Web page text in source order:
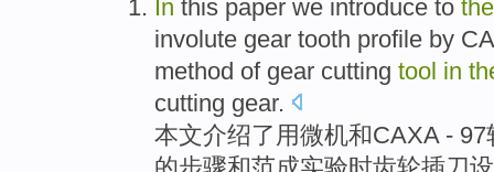
In this paper we introduce to the
involute gear tooth profile by
method of gear cutting tool in
cutting gear.
本文介绍了 用微机和CAXA - 97